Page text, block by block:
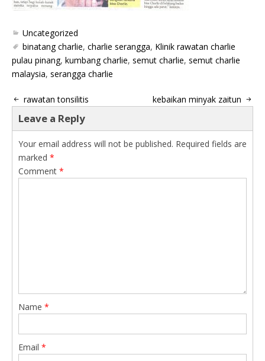
Uncategorized
binatang charlie, charlie serangga, Klinik rawatan charlie
pulau pinang, kumbang charlie, semut charlie, semut charlie
malaysia, serangga charlie
rawatan tonsilitis kebaikan minyak zaitun
Leave a Reply
Your email address will not be published. Required fields are
marked *
Comment *
Name *
Email *